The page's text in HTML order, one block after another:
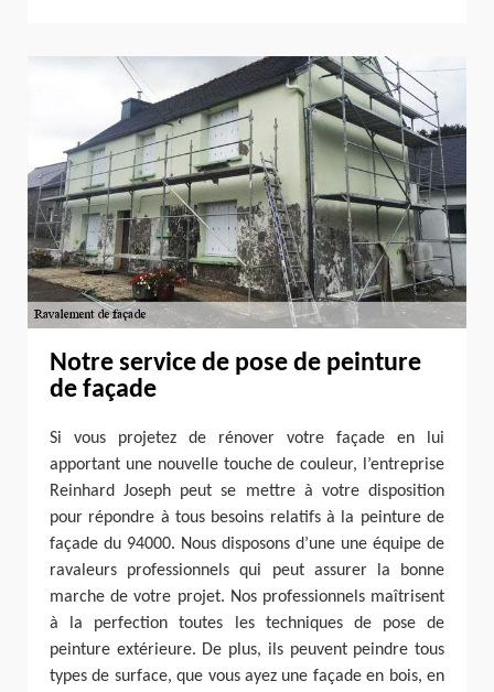
Notre service de pose de peinture
de façade
Si vous projetez de rénover votre façade en lui
apportant une nouvelle touche de couleur, l’entreprise
Reinhard Joseph peut se mettre à votre disposition
pour répondre à tous besoins relatifs à la peinture de
façade du 94000. Nous disposons d’une une équipe de
ravaleurs professionnels qui peut assurer la bonne
marche de votre projet. Nos professionnels maîtrisent
à la perfection toutes les techniques de pose de
peinture extérieure. De plus, ils peuvent peindre tous
types de surface, que vous ayez une façade en bois, en